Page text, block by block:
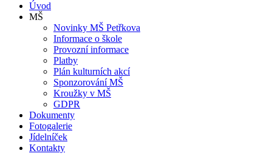
Úvod
MŠ
Novinky MŠ Petřkova
Informace o škole
Provozní informace
Platby
Plán kulturních akcí
Sponzorování MŠ
Kroužky v MŠ
GDPR
Dokumenty
Fotogalerie
Jídelníček
Kontakty